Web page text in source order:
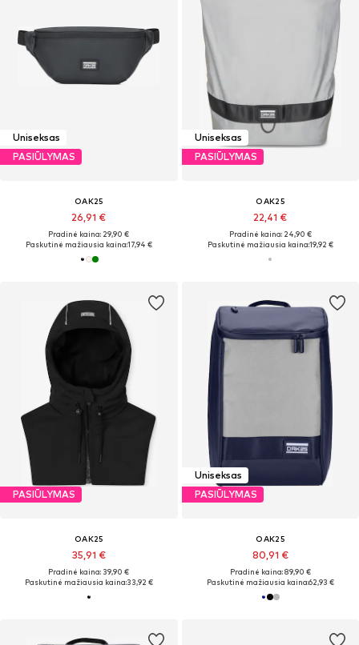
Uniseksas
PASIŪLYMAS
OAK25
26,91 €
Pradinė kaina: 29,90 €
Paskutinė mažiausia kaina:17,94 €
Uniseksas
PASIŪLYMAS
OAK25
22,41 €
Pradinė kaina: 24,90 €
Paskutinė mažiausia kaina:19,92 €
PASIŪLYMAS
OAK25
35,91 €
Pradinė kaina: 39,90 €
Paskutinė mažiausia kaina:33,92 €
Uniseksas
PASIŪLYMAS
OAK25
80,91 €
Pradinė kaina: 89,90 €
Paskutinė mažiausia kaina:62,93 €